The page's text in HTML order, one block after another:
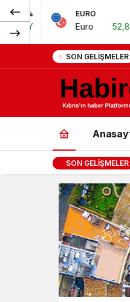
EURO 0.46%
52,83 TRY
SON GELIŞMELER
SON GELIŞMELER